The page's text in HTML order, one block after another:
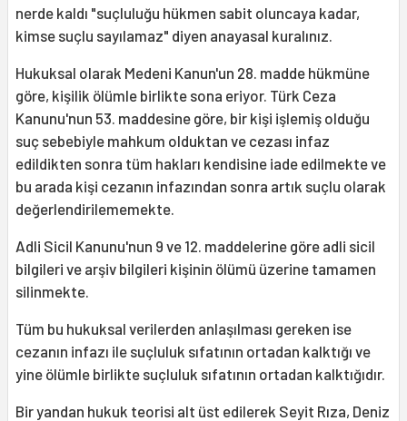
nerde kaldı "suçluluğu hükmen sabit oluncaya kadar,
kimse suçlu sayılamaz" diyen anayasal kuralınız.
Hukuksal olarak Medeni Kanun'un 28. madde hükmüne
göre, kişilik ölümle birlikte sona eriyor. Türk Ceza
Kanunu'nun 53. maddesine göre, bir kişi işlemiş olduğu
suç sebebiyle mahkum olduktan ve cezası infaz
edildikten sonra tüm hakları kendisine iade edilmekte ve
bu arada kişi cezanın infazından sonra artık suçlu olarak
değerlendirilememekte.
Adli Sicil Kanunu'nun 9 ve 12. maddelerine göre adli sicil
bilgileri ve arşiv bilgileri kişinin ölümü üzerine tamamen
silinmekte.
Tüm bu hukuksal verilerden anlaşılması gereken ise
cezanın infazı ile suçluluk sıfatının ortadan kalktığı ve
yine ölümle birlikte suçluluk sıfatının ortadan kalktığıdır.
Bir yandan hukuk teorisi alt üst edilerek Seyit Rıza, Deniz